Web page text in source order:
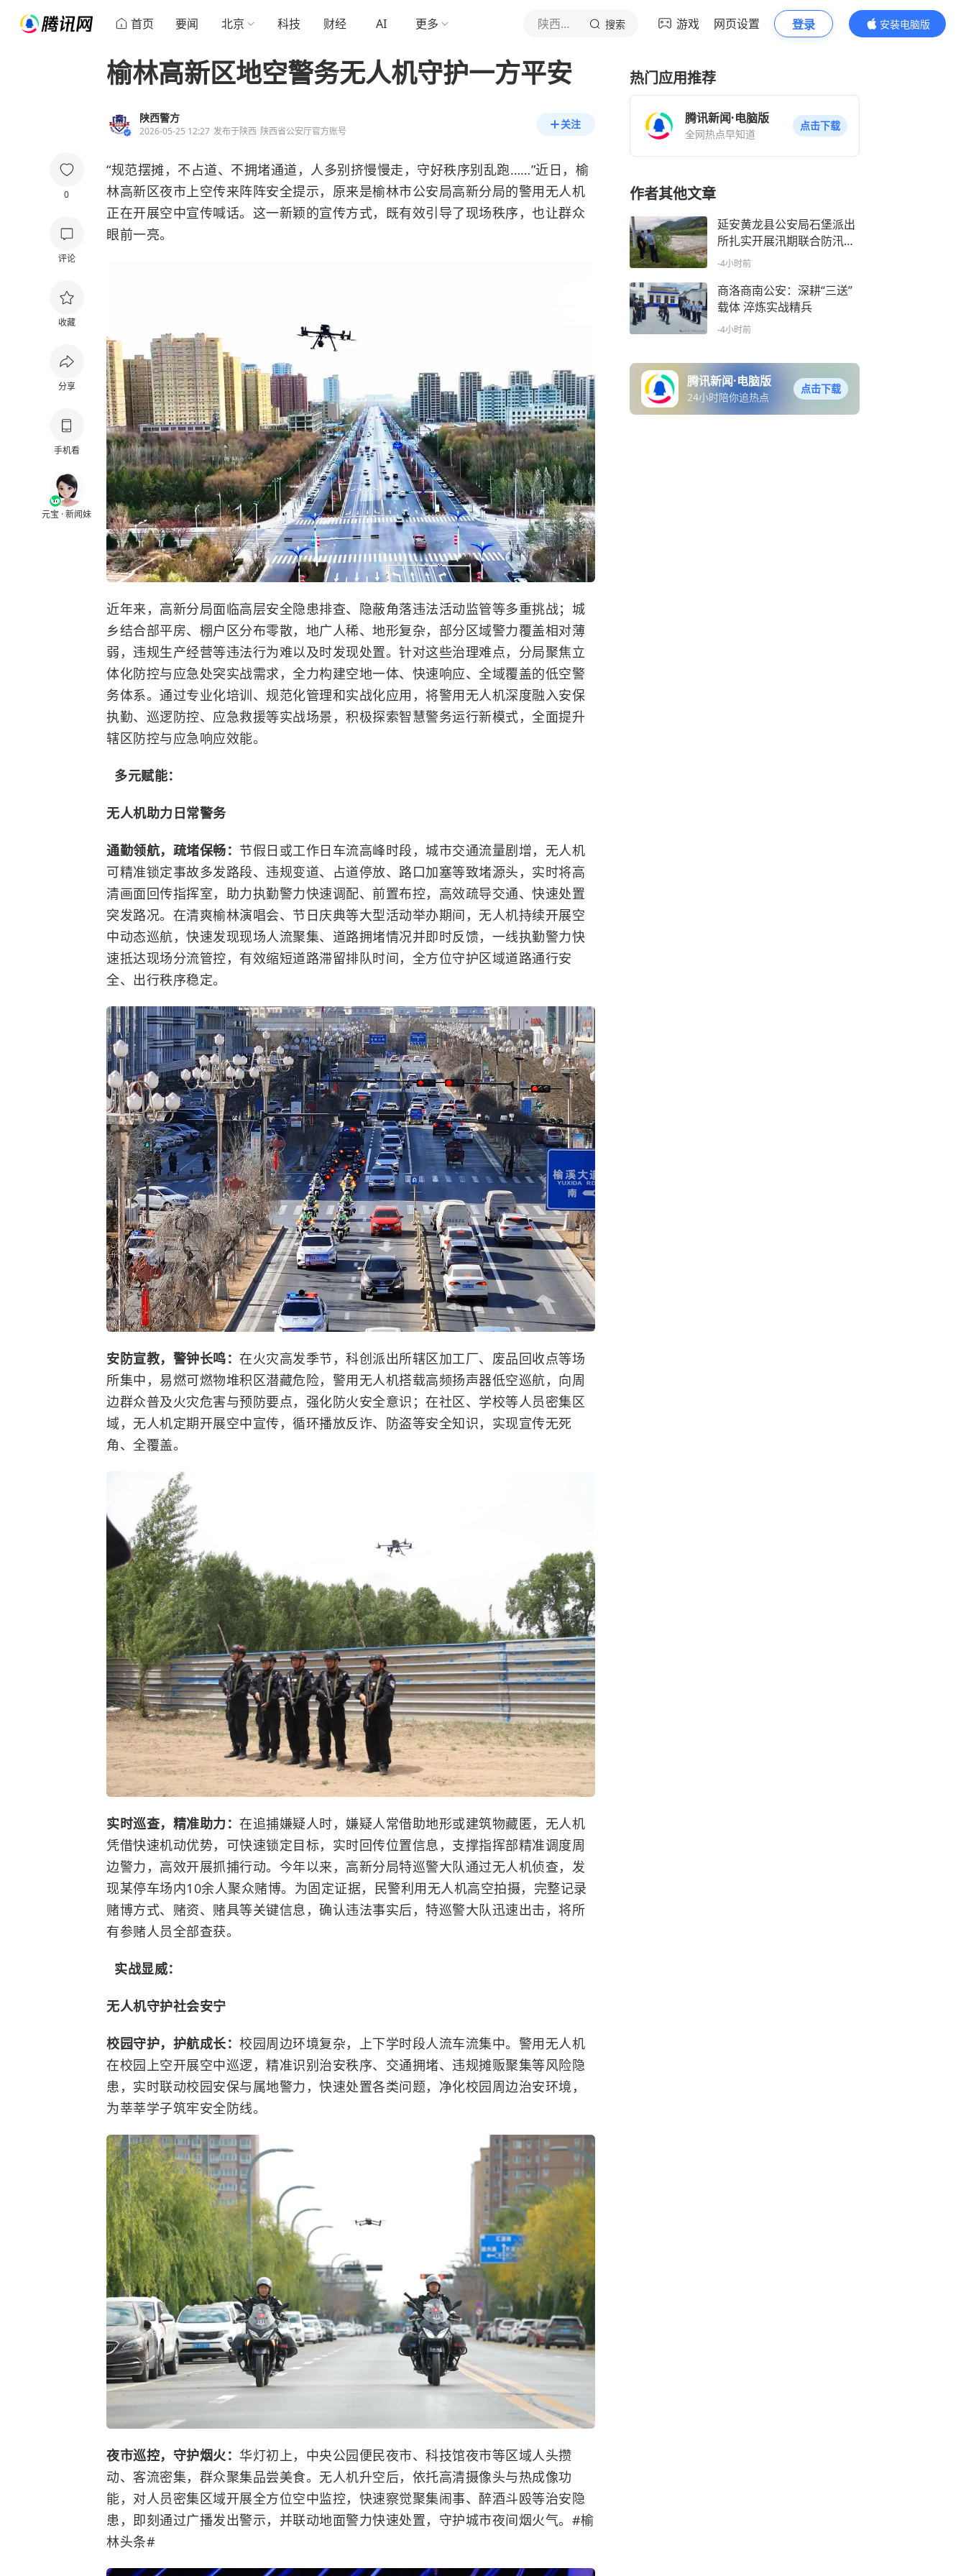
首页 要闻 北京 科技 财经 AI 更多 陕西警方 搜索 游戏 网页设置 登录
安装电脑版
内容更精彩
0
评论
收藏
分享
手机看
元宝 · 新闻妹
榆林高新区地空警务无人机守护一方平安
陕西警方
2026-05-25 12:27 发布于陕西 陕西省公安厅官方账号
关注
“规范摆摊，不占道、不拥堵通道，人多别挤慢慢走，守好秩序别乱跑……”近日，榆
林高新区夜市上空传来阵阵安全提示，原来是榆林市公安局高新分局的警用无人机
正在开展空中宣传喊话。这一新颖的宣传方式，既有效引导了现场秩序，也让群众
眼前一亮。
近年来，高新分局面临高层安全隐患排查、隐蔽角落违法活动监管等多重挑战；城
乡结合部平房、棚户区分布零散，地广人稀、地形复杂，部分区域警力覆盖相对薄
弱，违规生产经营等违法行为难以及时发现处置。针对这些治理难点，分局聚焦立
体化防控与应急处突实战需求，全力构建空地一体、快速响应、全域覆盖的低空警
务体系。通过专业化培训、规范化管理和实战化应用，将警用无人机深度融入安保
执勤、巡逻防控、应急救援等实战场景，积极探索智慧警务运行新模式，全面提升
辖区防控与应急响应效能。
多元赋能：
无人机助力日常警务
通勤领航，疏堵保畅： 节假日或工作日车流高峰时段，城市交通流量剧增，无人机
可精准锁定事故多发路段、违规变道、占道停放、路口加塞等致堵源头，实时将高
清画面回传指挥室，助力执勤警力快速调配、前置布控，高效疏导交通、快速处置
突发路况。在清爽榆林演唱会、节日庆典等大型活动举办期间，无人机持续开展空
中动态巡航，快速发现现场人流聚集、道路拥堵情况并即时反馈，一线执勤警力快
速抵达现场分流管控，有效缩短道路滞留排队时间，全方位守护区域道路通行安
全、出行秩序稳定。
安防宣教，警钟长鸣： 在火灾高发季节，科创派出所辖区加工厂、废品回收点等场
所集中，易燃可燃物堆积区潜藏危险，警用无人机搭载高频扬声器低空巡航，向周
边群众普及火灾危害与预防要点，强化防火安全意识；在社区、学校等人员密集区
域，无人机定期开展空中宣传，循环播放反诈、防盗等安全知识，实现宣传无死
角、全覆盖。
实时巡查，精准助力： 在追捕嫌疑人时，嫌疑人常借助地形或建筑物藏匿，无人机
凭借快速机动优势，可快速锁定目标，实时回传位置信息，支撑指挥部精准调度周
边警力，高效开展抓捕行动。今年以来，高新分局特巡警大队通过无人机侦查，发
现某停车场内10余人聚众赌博。为固定证据，民警利用无人机高空拍摄，完整记录
赌博方式、赌资、赌具等关键信息，确认违法事实后，特巡警大队迅速出击，将所
有参赌人员全部查获。
实战显威：
无人机守护社会安宁
校园守护，护航成长： 校园周边环境复杂，上下学时段人流车流集中。警用无人机
在校园上空开展空中巡逻，精准识别治安秩序、交通拥堵、违规摊贩聚集等风险隐
患，实时联动校园安保与属地警力，快速处置各类问题，净化校园周边治安环境，
为莘莘学子筑牢安全防线。
夜市巡控，守护烟火： 华灯初上，中央公园便民夜市、科技馆夜市等区域人头攒
动、客流密集，群众聚集品尝美食。无人机升空后，依托高清摄像头与热成像功
能，对人员密集区域开展全方位空中监控，快速察觉聚集闹事、醉酒斗殴等治安隐
患，即刻通过广播发出警示，并联动地面警力快速处置，守护城市夜间烟火气。#榆
林头条#
热门应用推荐
腾讯新闻·电脑版
全网热点早知道
点击下载
作者其他文章
延安黄龙县公安局石堡派出
所扎实开展汛期联合防汛巡
查工作
-4小时前
商洛商南公安：深耕“三送”
载体 淬炼实战精兵
-4小时前
腾讯新闻·电脑版
24小时陪你追热点
点击下载